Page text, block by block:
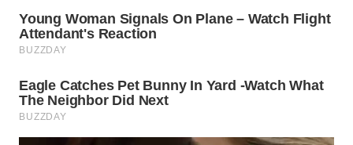
WN
LABUHANBATU
WN
TAPANULI
TENGAH